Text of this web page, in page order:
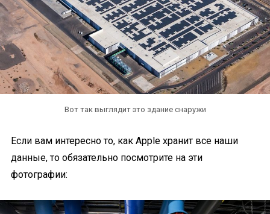
Вот так выглядит это здание снаружи
Если вам интересно то, как Apple хранит все наши
данные, то обязательно посмотрите на эти
фотографии: